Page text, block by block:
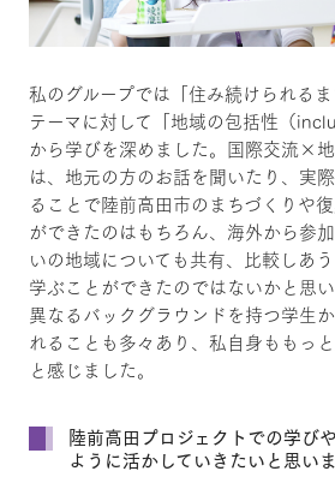
私のグループでは「住み続けられる
テーマに対して「地域の包括性（
から学びを深めました。国際交流×
は、地元の方のお話を聞いたり、実
ることで陸前高田市のまちづくりや
ができたのはもちろん、海外から参
いの地域についても共有、比較しあ
学ぶことができたのではないかと思
異なるバックグラウンドを持つ学生
れることも多々あり、私自身ももっ
と感じました。
陸前高田プロジェクトでの学び
ように活かしていきたいと思いま